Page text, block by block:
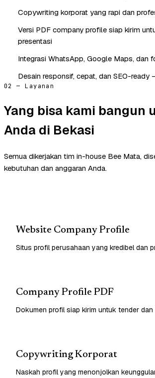
Copywriting korporat yang rapi dan
Versi PDF company profile siap kirim
presentasi
Integrasi WhatsApp, Google Maps, dan
Desain responsif, cepat, dan SEO-ready
02 — Layanan
Yang bisa kami bangun
Anda di Bekasi
Semua dikerjakan tim in-house Bee Mata,
kebutuhan dan anggaran Anda.
Website Company Profile
Situs profil perusahaan yang kredibel dan
Company Profile PDF
Dokumen profil siap kirim untuk tender dan
Copywriting Korporat
Naskah profil yang menonjolkan